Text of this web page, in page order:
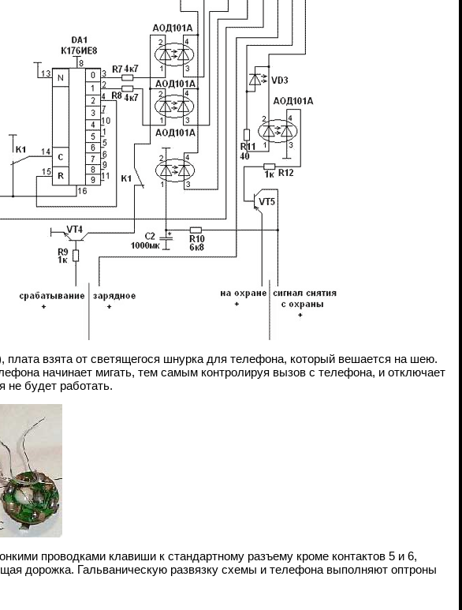
взята от светящегося шнурка для телефона, который вешается на шею.
начинает мигать, тем самым контролируя вызов с телефона, и отключает
не будет работать.
проводками клавиши к стандартному разъему кроме контактов 5 и 6,
дорожка. Гальваническую развязку схемы и телефона выполняют оптроны